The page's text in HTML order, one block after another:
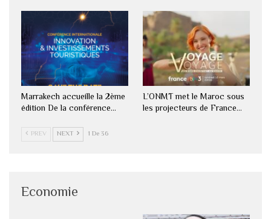
Marrakech accueille la 2ème
édition De la conférence…
L’ONMT met le Maroc sous
les projecteurs de France…
PREV NEXT 1 De 36
Economie